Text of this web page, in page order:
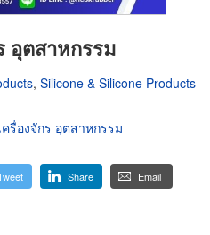
อุตสาหกรรม
, Silicone & Silicone Products
รื่องจักร อุตสาหกรรม
Share Email